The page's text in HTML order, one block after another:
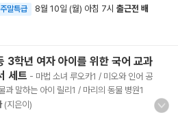
주말특급 8월 10일 (월) 아침 7시 출근전 배
3학년 여자 아이를 위한 국어 교과
세트 - 마법 소녀 루오카1 / 미오와 인어 공
과 말하는 아이 릴리1 / 마리의 동물 병원1
(지은이)